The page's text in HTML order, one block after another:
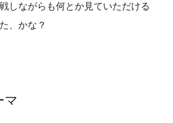
しながらも何とか見ていただける
、かな？
マ